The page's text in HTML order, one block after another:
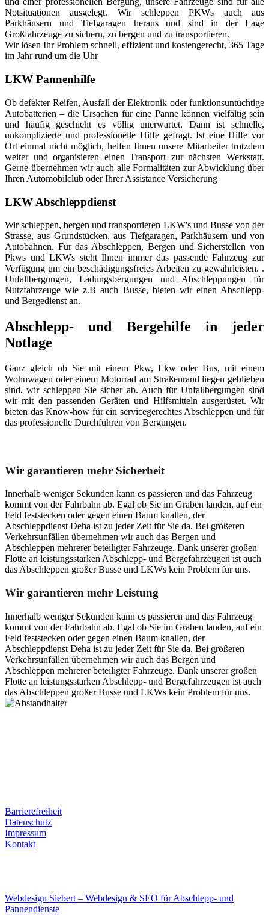
Notsituationen ausgelegt. Wir schleppen PKWs auch aus
Parkhäusern und Tiefgaragen heraus und sind in der Lage
Großfahrzeuge zu sichern, zu bergen und zu transportieren.
Wir lösen Ihr Problem schnell, effizient und kostengerecht, 365 Tage
im Jahr rund um die Uhr
LKW Pannenhilfe
Ob defekter Reifen, Ausfall der Elektronik oder funktionsuntüchtige
Autobatterien – die Ursachen für eine Panne können vielfältig sein
und häufig geschieht es völlig unerwartet. Dann ist schnelle,
unkomplizierte und professionelle Hilfe gefragt. Ist eine Hilfe vor
Ort einmal nicht möglich, helfen Ihnen unsere Mitarbeiter trotzdem
weiter und organisieren einen Transport zur nächsten Werkstatt.
Gerne übernehmen wir auch alle Formalitäten zur Abwicklung über
Ihren Automobilclub oder Ihrer Assistance Versicherung
LKW Abschleppdienst
Wir schleppen, bergen und transportieren LKW's und Busse von der
Strasse, aus Grundstücken, aus Tiefgaragen, Parkhäusern und von
Autobahnen. Für das Abschleppen, Bergen und Sicherstellen von
Pkws und LKWs steht Ihnen immer das passende Fahrzeug zur
Verfügung um ein beschädigungsfreies Arbeiten zu gewährleisten. .
Unfallbergungen, Ladungsbergungen und Abschleppungen für
Nutzfahrzeuge wie z.B auch Busse, bieten wir einen Abschlepp-
und Bergedienst an.
Abschlepp- und Bergehilfe in jeder
Notlage
Ganz gleich ob Sie mit einem Pkw, Lkw oder Bus, mit einem
Wohnwagen oder einem Motorrad am Straßenrand liegen geblieben
sind, wir schleppen Sie sicher ab. Auch für Unfallbergungen sind
wir mit den passenden Geräten und Hilfsmitteln ausgerüstet. Wir
bieten das Know-how für ein servicegerechtes Abschleppen und für
das professionelle Durchführen von Bergungen.
Wir garantieren mehr Sicherheit
Innerhalb weniger Sekunden kann es passieren und das Fahrzeug
kommt von der Fahrbahn ab. Egal ob Sie im Graben landen, auf ein
Feld feststecken oder gegen einen Baum knallen, der
Abschleppdienst Deha ist zu jeder Zeit für Sie da. Bei größeren
Verkehrsunfällen übernehmen wir auch das Bergen und
Abschleppen mehrerer beteiligter Fahrzeuge. Dank unserer großen
Flotte an leistungsstarken Abschlepp- und Bergefahrzeugen ist auch
das Abschleppen großer Busse und LKWs kein Problem für uns.
Wir garantieren mehr Leistung
Innerhalb weniger Sekunden kann es passieren und das Fahrzeug
kommt von der Fahrbahn ab. Egal ob Sie im Graben landen, auf ein
Feld feststecken oder gegen einen Baum knallen, der
Abschleppdienst Deha ist zu jeder Zeit für Sie da. Bei größeren
Verkehrsunfällen übernehmen wir auch das Bergen und
Abschleppen mehrerer beteiligter Fahrzeuge. Dank unserer großen
Flotte an leistungsstarken Abschlepp- und Bergefahrzeugen ist auch
das Abschleppen großer Busse und LKWs kein Problem für uns.
Barrierefreiheit
Datenschutz
Impressum
Kontakt
Webdesign Siebert – Webdesign & SEO für Abschlepp- und
Pannendienste